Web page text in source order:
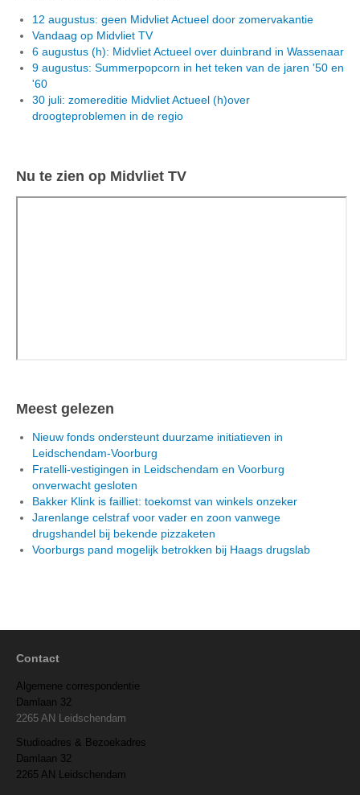
12 augustus: geen Midvliet Actueel door zomervakantie
Vandaag op Midvliet TV
6 augustus (h): Midvliet Actueel over duinbrand in Wassenaar
9 augustus: Summerpopcorn in het teken van de jaren '50 en
'60
30 juli: zomereditie Midvliet Actueel (h)over
droogteproblemen in de regio
Nu te zien op Midvliet TV
Meest gelezen
Nieuw fonds ondersteunt duurzame initiatieven in
Leidschendam-Voorburg
Fratelli-vestigingen in Leidschendam en Voorburg
onverwacht gesloten
Bakker Klink is failliet: toekomst van winkels onzeker
Jarenlange celstraf voor vader en zoon vanwege
drugshandel bij bekende pizzaketen
Voorburgs pand mogelijk betrokken bij Haags drugslab
Contact
Algemene correspondentie
Damlaan 32
2265 AN Leidschendam
Studioadres & Bezoekadres
Damlaan 32
2265 AN Leidschendam